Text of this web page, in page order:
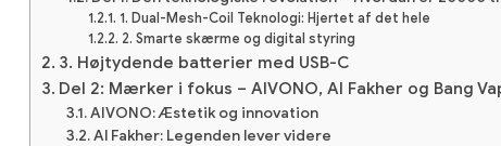
1. Dual-Mesh-Coil Teknologi: Hjertet af det hele
2. Smarte skærme og digital styring
3. Højtydende batterier med USB-C
Del 2: Mærker i fokus – AIVONO, Al Fakher og Bang
AIVONO: Æstetik og innovation
Al Fakher: Legenden lever videre